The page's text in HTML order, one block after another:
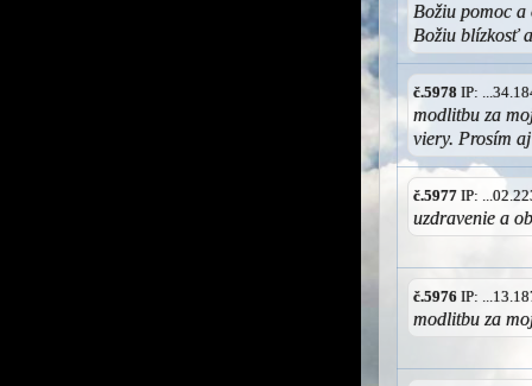
Božiu pomoc
Božiu blízkosť
č.5978 IP:
modlitbu za
viery. Prosím
č.5977 IP:
uzdravenie a
č.5976 IP:
modlitbu za